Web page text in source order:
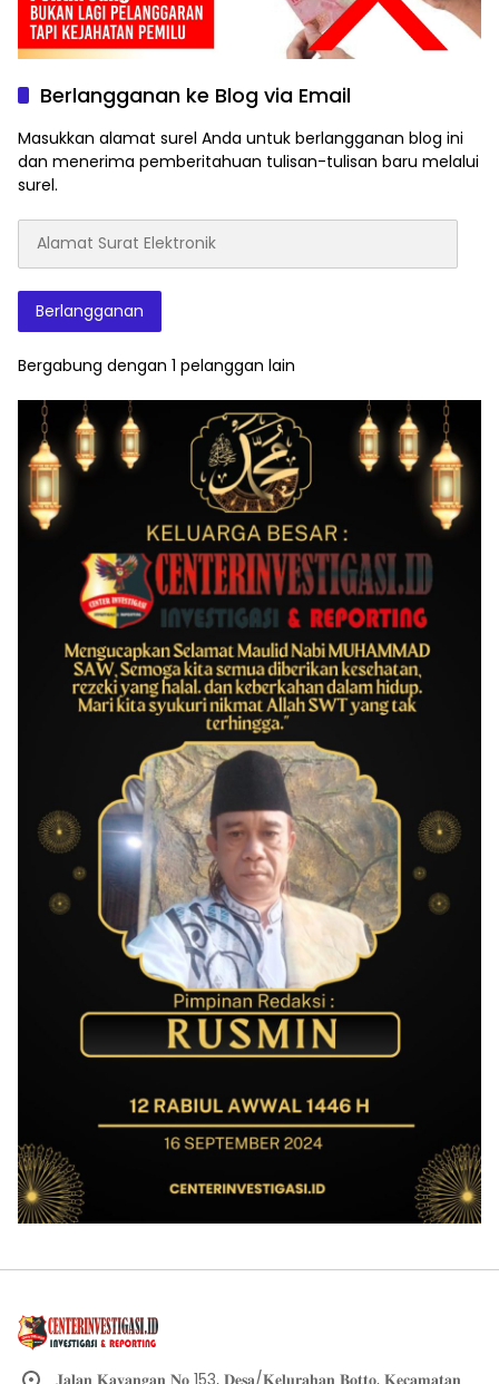
Berlangganan ke Blog via Email
Masukkan alamat surel Anda untuk berlangganan blog ini
dan menerima pemberitahuan tulisan-tulisan baru melalui
surel.
Surat
Elektronik
Berlangganan
Bergabung dengan 1 pelanggan lain